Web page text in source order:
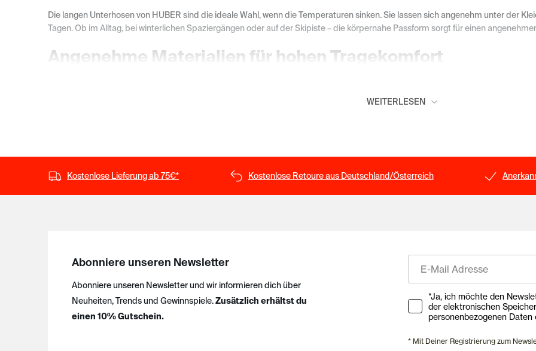
Die langen Unterhosen von HUBER sind die ideale Wahl, wenn die Temperaturen sinken. Sie lassen sich angenehm unter der
Tagen. Ob im Alltag, bei winterlichen Spaziergängen oder auf der Skipiste – die körpernahe Passform sorgt für einen
Angenehme Materialien für hohen Tragekomfort
und bieten gemeinsam mit den durchdachten Schnitten ein angenehmes Tragegefühl. So entsteht funktionale
Seit 1908 entwickelt HUBER Herrenwäsche mit dem Anspruch, Komfort, Qualität und zeitloses Design miteinander zu
Materialien, langlebige Verarbeitung und eine Passform, auf die du dich verlassen kannst. So ergänzen sie deine
WEITERLESEN
Kostenlose Lieferung ab 75€* Kostenlose Retoure aus Deutschland/Österreich
Abonniere unseren Newsletter
Abonniere unseren Newsletter und wir informieren dich über
Neuheiten, Trends und Gewinnspiele.Zusätzlich erhältst du
einen 10% Gutschein.
Ihre Zustimmung zu
*Ja, ich möchte den Newsletter
der elektronischen
personenbezogenen Daten
* Mit Deiner Registrierung zum